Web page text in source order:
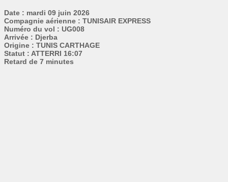
Date : mardi 09 juin 2026
Compagnie aérienne : TUNISAIR EXPRESS
Numéro du vol : UG008
Arrivée : Djerba
Origine : TUNIS CARTHAGE
Statut : ATTERRI 16:07
Retard de 7 minutes